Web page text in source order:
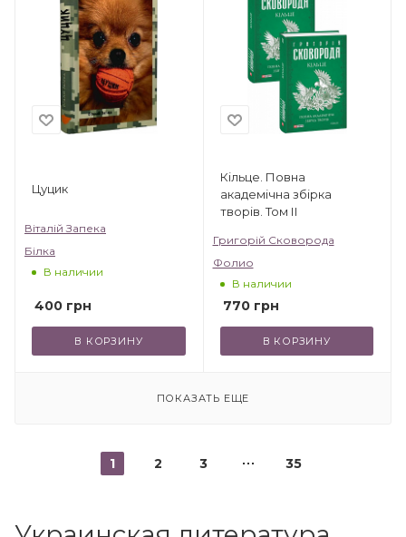
Цуцик
Віталій Запека
Білка
В наличии
400 грн
В КОРЗИНУ
Кільце. Повна
академічна збірка
творів. Том ІІ
Григорій Сковорода
Фолио
В наличии
770грн
В КОРЗИНУ
ПОКАЗАТЬ ЕЩЕ
1 2 3 35